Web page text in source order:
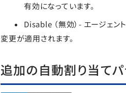
有効になっています。
Disable （無効）- エージェン
変更が適用されます。
追加の自動割り当てパ